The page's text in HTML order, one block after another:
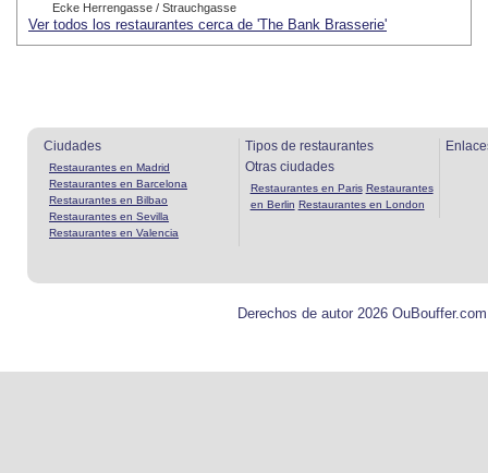
Ecke Herrengasse / Strauchgasse
Ver todos los restaurantes cerca de 'The Bank Brasserie'
Ciudades
Restaurantes en Madrid
Restaurantes en Barcelona
Restaurantes en Bilbao
Restaurantes en Sevilla
Restaurantes en Valencia
Tipos de restaurantes
Otras ciudades
Restaurantes en Paris Restaurantes
en Berlin Restaurantes en London
Derechos de autor 2026